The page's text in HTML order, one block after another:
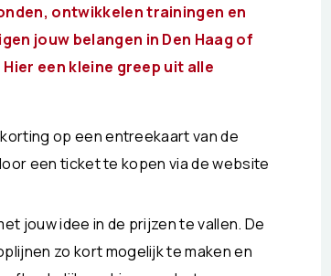
ontwikkelen trainingen en
jouw belangen in Den Haag of
een kleine greep uit alle
op een entreekaart van de
een ticket te kopen via de website
jouw idee in de prijzen te vallen. De
zo kort mogelijk te maken en